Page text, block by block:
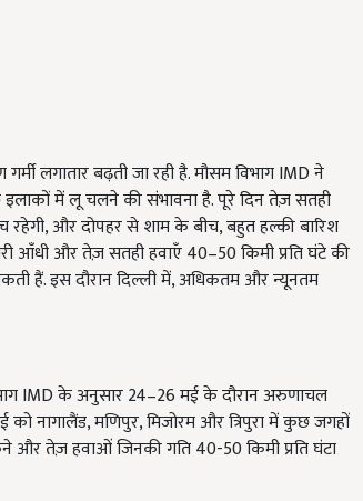
लगातार बढ़ती जा रही है. मौसम विभाग IMD ने
में लू चलने की संभावना है. पूरे दिन तेज़ सतही
रहेगी, और दोपहर से शाम के बीच, बहुत हल्की बारिश
आँधी और तेज़ सतही हवाएँ 40–50 किमी प्रति घंटे की
हैं. इस दौरान दिल्ली में, अधिकतम और न्यूनतम
IMD के अनुसार 24–26 मई के दौरान अरुणाचल
नागालैंड, मणिपुर, मिजोरम और त्रिपुरा में कुछ जगहों
और तेज़ हवाओं जिनकी गति 40-50 किमी प्रति घंटा